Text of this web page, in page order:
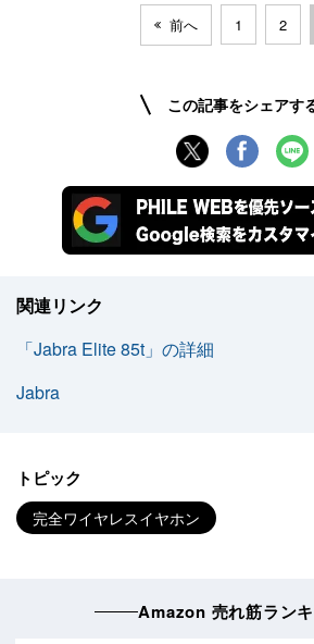
前へ 1 2
この記事をシェアす
関連リンク
「Jabra Elite 85t」の詳細
Jabra
トピック
完全ワイヤレスイヤホン